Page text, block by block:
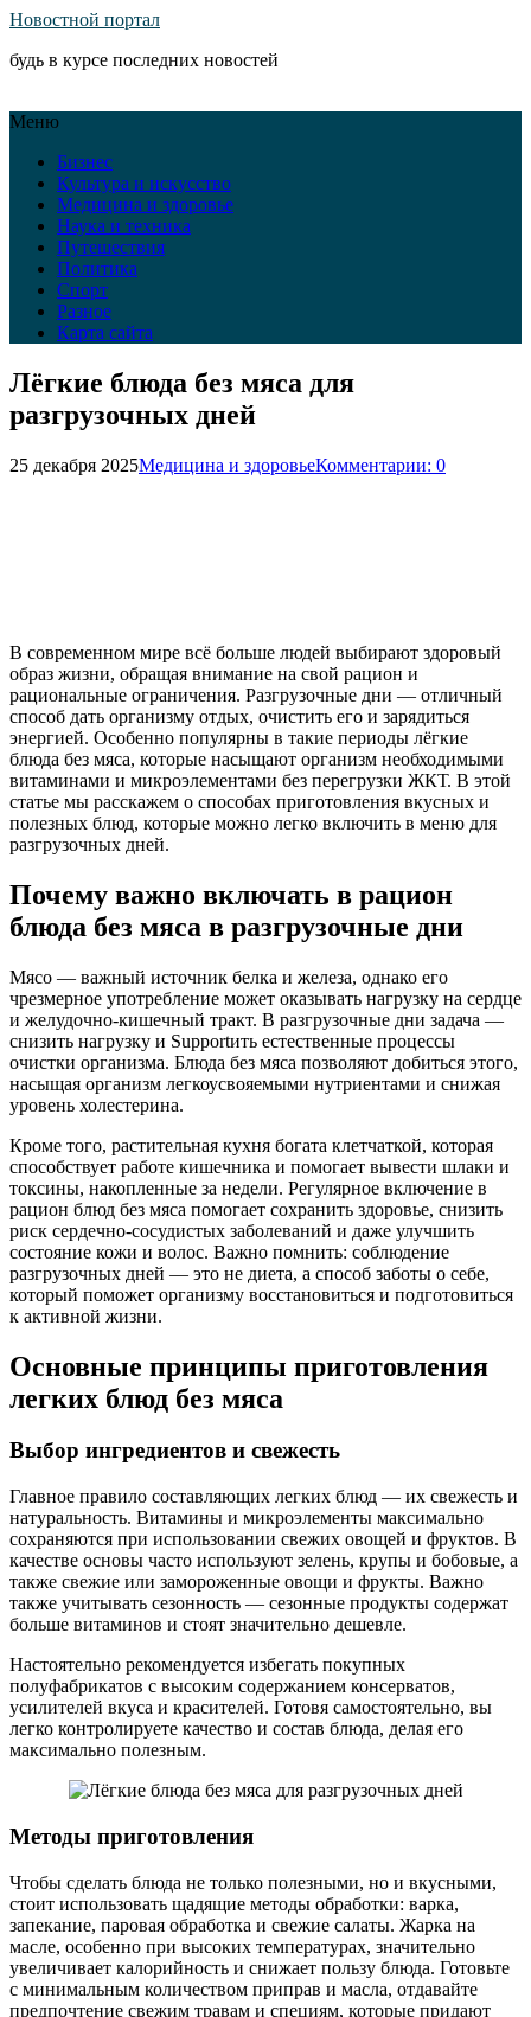
Новостной портал
будь в курсе последних новостей
Меню
Бизнес
Культура и искусство
Медицина и здоровье
Наука и техника
Путешествия
Политика
Спорт
Разное
Карта сайта
Лёгкие блюда без мяса для
разгрузочных дней
25 декабря 2025Медицина и здоровьеКомментарии: 0
В современном мире всё больше людей выбирают здоровый
образ жизни, обращая внимание на свой рацион и
рациональные ограничения. Разгрузочные дни — отличный
способ дать организму отдых, очистить его и зарядиться
энергией. Особенно популярны в такие периоды лёгкие
блюда без мяса, которые насыщают организм необходимыми
витаминами и микроэлементами без перегрузки ЖКТ. В этой
статье мы расскажем о способах приготовления вкусных и
полезных блюд, которые можно легко включить в меню для
разгрузочных дней.
Почему важно включать в рацион
блюда без мяса в разгрузочные дни
Мясо — важный источник белка и железа, однако его
чрезмерное употребление может оказывать нагрузку на сердце
и желудочно-кишечный тракт. В разгрузочные дни задача —
снизить нагрузку и Supportить естественные процессы
очистки организма. Блюда без мяса позволяют добиться этого,
насыщая организм легкоусвояемыми нутриентами и снижая
уровень холестерина.
Кроме того, растительная кухня богата клетчаткой, которая
способствует работе кишечника и помогает вывести шлаки и
токсины, накопленные за недели. Регулярное включение в
рацион блюд без мяса помогает сохранить здоровье, снизить
риск сердечно-сосудистых заболеваний и даже улучшить
состояние кожи и волос. Важно помнить: соблюдение
разгрузочных дней — это не диета, а способ заботы о себе,
который поможет организму восстановиться и подготовиться
к активной жизни.
Основные принципы приготовления
легких блюд без мяса
Выбор ингредиентов и свежесть
Главное правило составляющих легких блюд — их свежесть и
натуральность. Витамины и микроэлементы максимально
сохраняются при использовании свежих овощей и фруктов. В
качестве основы часто используют зелень, крупы и бобовые, а
также свежие или замороженные овощи и фрукты. Важно
также учитывать сезонность — сезонные продукты содержат
больше витаминов и стоят значительно дешевле.
Настоятельно рекомендуется избегать покупных
полуфабрикатов с высоким содержанием консерватов,
усилителей вкуса и красителей. Готовя самостоятельно, вы
легко контролируете качество и состав блюда, делая его
максимально полезным.
Методы приготовления
Чтобы сделать блюда не только полезными, но и вкусными,
стоит использовать щадящие методы обработки: варка,
запекание, паровая обработка и свежие салаты. Жарка на
масле, особенно при высоких температурах, значительно
увеличивает калорийность и снижает пользу блюда. Готовьте
с минимальным количеством приправ и масла, отдавайте
предпочтение свежим травам и специям, которые придают